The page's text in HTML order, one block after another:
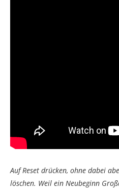
Auf Reset drücken, ohne dabei
löschen. Weil ein Neubeginn